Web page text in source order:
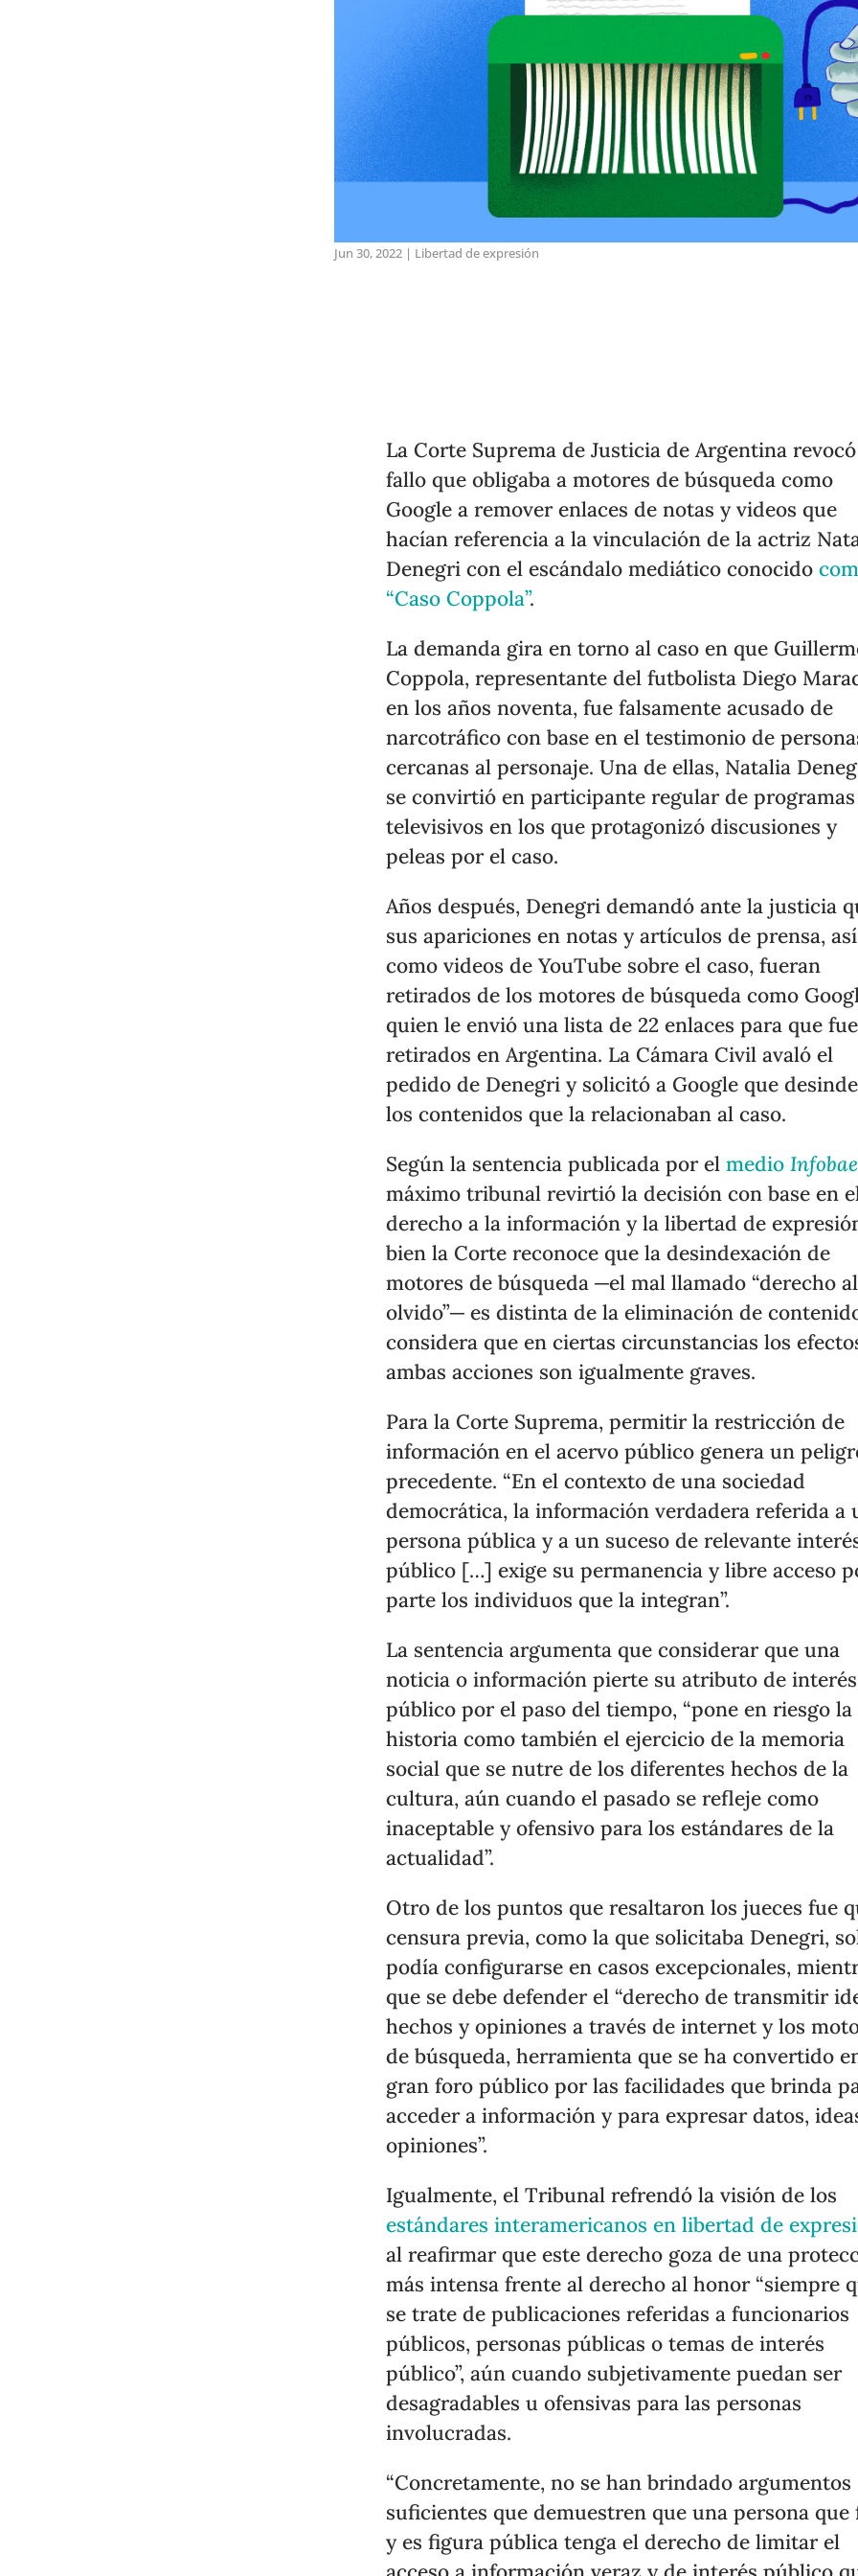
Jun 30, 2022 | Libertad de expresión
La Corte Suprema de Justicia de Argentina
fallo que obligaba a motores de búsqueda como
Google a remover enlaces de notas y videos que
hacían referencia a la vinculación de la actriz
Denegri con el escándalo mediático conocido
“Caso Coppola”.
La demanda gira en torno al caso en que
Coppola, representante del futbolista Diego
en los años noventa, fue falsamente acusado de
narcotráfico con base en el testimonio de
cercanas al personaje. Una de ellas, Natalia
se convirtió en participante regular de programas
televisivos en los que protagonizó discusiones y
peleas por el caso.
Años después, Denegri demandó ante la justicia
sus apariciones en notas y artículos de prensa, así
como videos de YouTube sobre el caso, fueran
retirados de los motores de búsqueda como
quien le envió una lista de 22 enlaces para que
retirados en Argentina. La Cámara Civil avaló el
pedido de Denegri y solicitó a Google que
los contenidos que la relacionaban al caso.
Según la sentencia publicada por elmedioInfobae
máximo tribunal revirtió la decisión con base en
derecho a la información y la libertad de
bien la Corte reconoce que la desindexación de
motores de búsqueda ─el mal llamado “derecho al
olvido”─ es distinta de la eliminación de
considera que en ciertas circunstancias los
ambas acciones son igualmente graves.
Para la Corte Suprema, permitir la restricción de
información en el acervo público genera un
precedente. “En el contexto de una sociedad
democrática, la información verdadera referida a
persona pública y a un suceso de relevante
público […] exige su permanencia y libre acceso
parte los individuos que la integran”.
La sentencia argumenta que considerar que una
noticia o información pierte su atributo de interés
público por el paso del tiempo, “pone en riesgo la
historia como también el ejercicio de la memoria
social que se nutre de los diferentes hechos de la
cultura, aún cuando el pasado se refleje como
inaceptable y ofensivo para los estándares de la
actualidad”.
Otro de los puntos que resaltaron los jueces fue
censura previa, como la que solicitaba Denegri,
podía configurarse en casos excepcionales,
que se debe defender el “derecho de transmitir
hechos y opiniones a través de internet y los
de búsqueda, herramienta que se ha convertido
gran foro público por las facilidades que brinda
acceder a información y para expresar datos,
opiniones”.
Igualmente, el Tribunal refrendó la visión de los
estándares interamericanos en libertad de
al reafirmar que este derecho goza de una
más intensa frente al derecho al honor “siempre
se trate de publicaciones referidas a funcionarios
públicos, personas públicas o temas de interés
público”, aún cuando subjetivamente puedan ser
desagradables u ofensivas para las personas
involucradas.
“Concretamente, no se han brindado argumentos
suficientes que demuestren que una persona que
y es figura pública tenga el derecho de limitar el